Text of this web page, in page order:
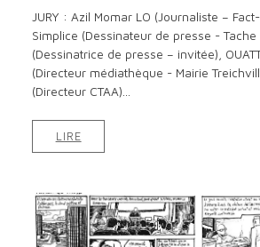
JURY : Azil Momar LO (Journaliste –
Simplice (Dessinateur de presse - Tache
(Dessinatrice de presse – invitée),
(Directeur médiathèque - Mairie
(Directeur CTAA)...
LIRE